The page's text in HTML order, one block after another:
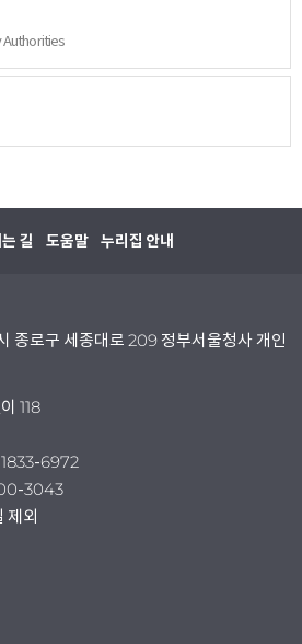
Authorities
길 도움말 누리집 안내
종로구 세종대로 209 정부서울청사 개인
118
1833-6972
3043
제외